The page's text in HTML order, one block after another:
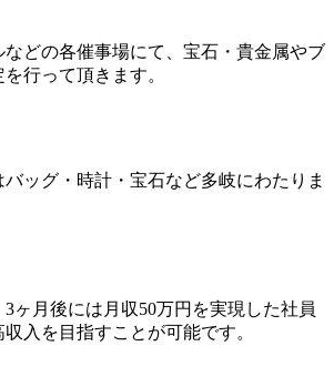
などの各催事場にて、宝石・貴金属やブ
行って頂きます。
バッグ・時計・宝石など多岐にわたりま
ヶ月後には月収50万円を実現した社員
入を目指すことが可能です。